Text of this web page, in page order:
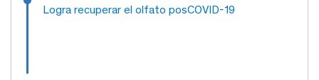
Logra recuperar el olfato posCOVID-19